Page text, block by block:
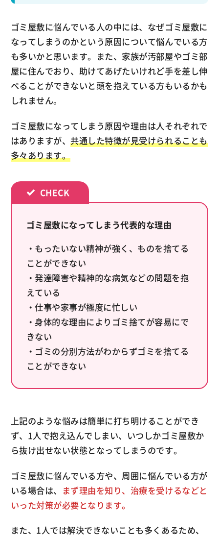
ゴミ屋敷に悩んでいる人の中には、なぜゴミ屋敷に
なってしまうのかという原因について悩んでいる方
も多いかと思います。また、家族が汚部屋やゴミ部
屋に住んでおり、助けてあげたいけれど手を差し伸
べることができないと頭を抱えている方もいるかも
しれません。
ゴミ屋敷になってしまう原因や理由は人それぞれで
はありますが、共通した特徴が見受けられることも
多々あります。
ゴミ屋敷になってしまう代表的な理由
・もったいない精神が強く、ものを捨てる
ことができない
・発達障害や精神的な病気などの問題を抱
えている
・仕事や家事が極度に忙しい
・身体的な理由によりゴミ捨てが容易にで
きない
・ゴミの分別方法がわからずゴミを捨てる
ことができない
上記のような悩みは簡単に打ち明けることができ
ず、1人で抱え込んでしまい、いつしかゴミ屋敷か
ら抜け出せない状態となってしまうのです。
ゴミ屋敷に悩んでいる方や、周囲に悩んでいる方が
いる場合は、 まず理由を知り、治療を受けるなどと
いった対策が必要となります。
また、1人では解決できないことも多くあるため、